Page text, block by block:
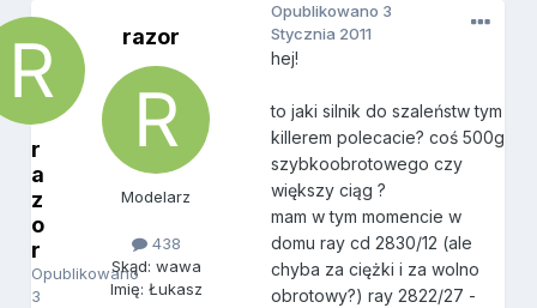
r
a
z
o
r
Opublikowano
3
razor
Modelarz
438
Skąd: wawa
Imię: Łukasz
Opublikowano 3
Stycznia 2011
hej!
to jaki silnik do szaleństw tym
killerem polecacie? coś 500g
szybkoobrotowego czy
większy ciąg ?
mam w tym momencie w
domu ray cd 2830/12 (ale
chyba za ciężki i za wolno
obrotowy?) ray 2822/27 -